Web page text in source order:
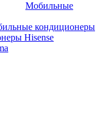
Мобильные
кондиционеры
Hisense